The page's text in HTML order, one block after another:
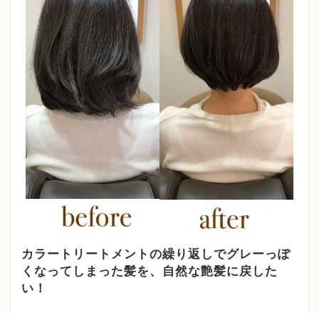
カラートリートメントの繰り返しでグレーっぽ
くなってしまった髪を、自然な艶髪に戻した
い！